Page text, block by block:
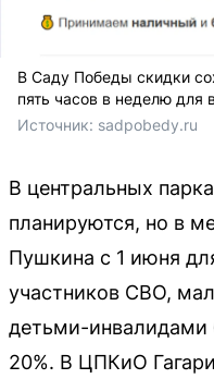
В Саду Победы скидки
пять часов в неделю для
Источник: sadpobedy.ru
В центральных
планируются, но в
Пушкина с 1 июня
участников СВО,
детьми-инвалидами
20%. В ЦПКиО